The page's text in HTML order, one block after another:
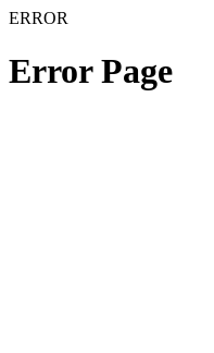
ERROR
Error Page